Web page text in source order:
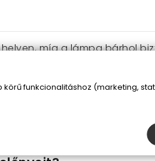
míg a lámpa bárhol
leginkább megfelel az
a lámpa ellenáll a
oda irányítsd a fényt, ahol
funkcionalitáshoz (marketing,